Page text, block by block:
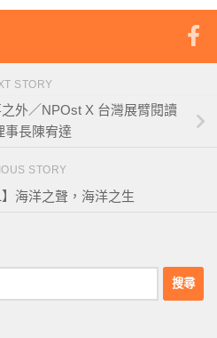
STORY
之外／NPOst X 台灣展臂閱讀
事長陳宥達
STORY
】海洋之聲，海洋之生